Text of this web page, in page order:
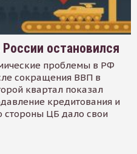
остановился
проблемы в РФ
сокращения ВВП в
квартал показал
кредитования и
стороны ЦБ дало свои